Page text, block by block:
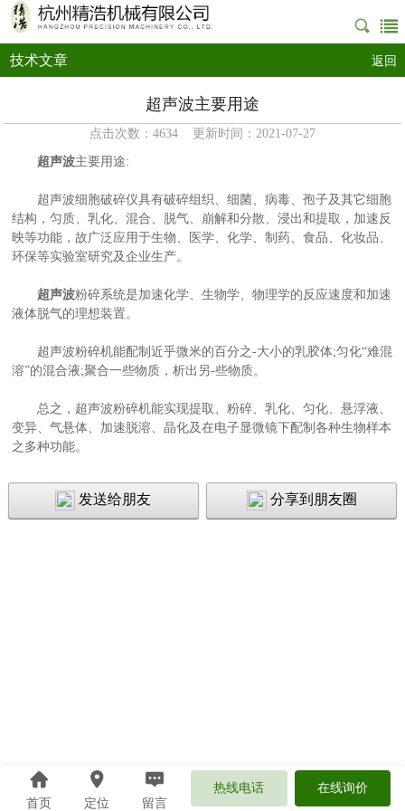
技术文章 返回
超声波主要用途
点击次数：4634 更新时间：2021-07-27
超声波主要用途:
超声波细胞破碎仪具有破碎组织、细菌、病毒、孢子及其它细胞
结构，匀质、乳化、混合、脱气、崩解和分散、浸出和提取，加速反
映等功能，故广泛应用于生物、医学、化学、制药、食品、化妆品、
环保等实验室研究及企业生产。
超声波粉碎系统是加速化学、生物学、物理学的反应速度和加速
液体脱气的理想装置。
超声波粉碎机能配制近乎微米的百分之-大小的乳胶体;匀化“难混
溶”的混合液;聚合一些物质，析出另-些物质。
总之，超声波粉碎机能实现提取、粉碎、乳化、匀化、悬浮液、
变异、气悬体、加速脱溶、晶化及在电子显微镜下配制各种生物样本
之多种功能。
发送给朋友 分享到朋友圈
首页 定位 留言
热线电话 在线询价